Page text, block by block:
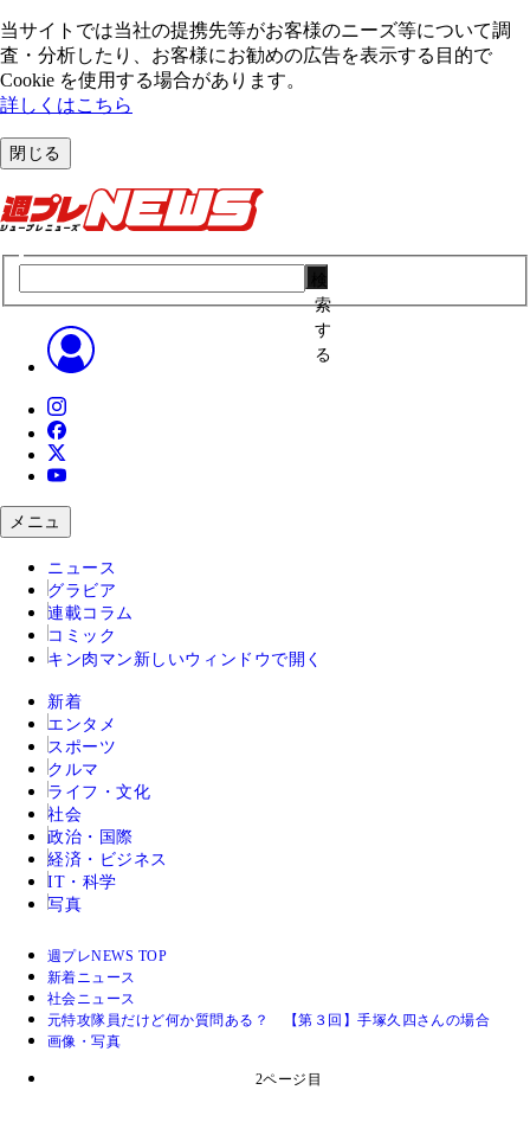
当サイトでは当社の提携先等がお客様のニーズ等について調
査・分析したり、お客様にお勧めの広告を表⽰する⽬的で
Cookie を使⽤する場合があります。
詳しくはこちら
閉じる
索
す
る
メニュ
ニュース
グラビア
連載コラム
コミック
キン肉マン 新しいウィンドウで開く
新着
エンタメ
スポーツ
クルマ
ライフ・文化
社会
政治・国際
経済・ビジネス
IT・科学
写真
週プレNEWS TOP
新着ニュース
社会ニュース
元特攻隊員だけど何か質問ある？ 【第３回】手塚久四さんの場合
画像・写真
2ページ目